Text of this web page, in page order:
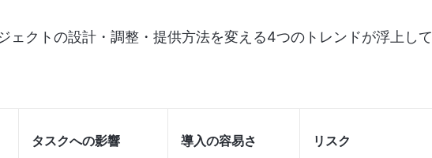
ェクトの設計・調整・提供方法を変える4つのトレンドが浮上して
タスクへの影響 導入の容易さ リスク